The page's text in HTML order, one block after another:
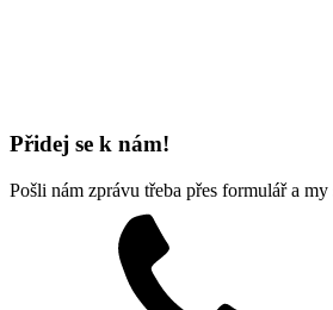
Přidej se k nám!
Pošli nám zprávu třeba přes formulář a